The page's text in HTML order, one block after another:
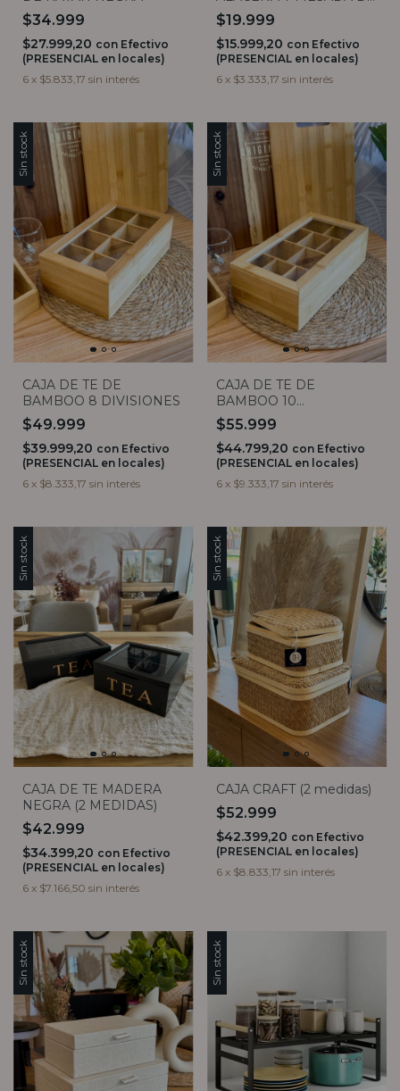
$34.999
$27.999,20 con Efectivo
(PRESENCIAL en locales)
6 x $5.833,17 sin interés
BAMBOO 3 DIVISIONES
$19.999
$15.999,20 con Efectivo
(PRESENCIAL en locales)
6 x $3.333,17 sin interés
Sin stock
CAJA DE TE DE
BAMBOO 8 DIVISIONES
$49.999
$39.999,20 con Efectivo
(PRESENCIAL en locales)
6 x $8.333,17 sin interés
Sin stock
CAJA DE TE DE
BAMBOO 10
DIVISIONES
$55.999
$44.799,20 con Efectivo
(PRESENCIAL en locales)
6 x $9.333,17 sin interés
Sin stock
CAJA DE TE MADERA
NEGRA (2 MEDIDAS)
$42.999
$34.399,20 con Efectivo
(PRESENCIAL en locales)
6 x $7.166,50 sin interés
Sin stock
CAJA CRAFT (2 medidas)
$52.999
$42.399,20 con Efectivo
(PRESENCIAL en locales)
6 x $8.833,17 sin interés
Sin stock Sin stock